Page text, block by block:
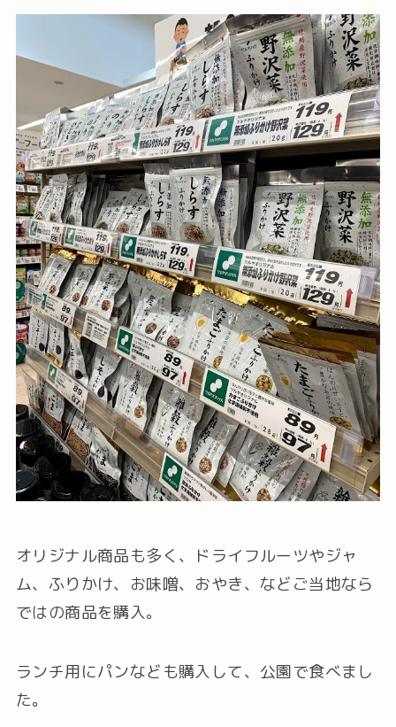
オリジナル商品も多く、ドライフルーツやジャ
ム、ふりかけ、お味噌、おやき、などご当地なら
ではの商品を購入。
ランチ用にパンなども購入して、公園で食べまし
た。